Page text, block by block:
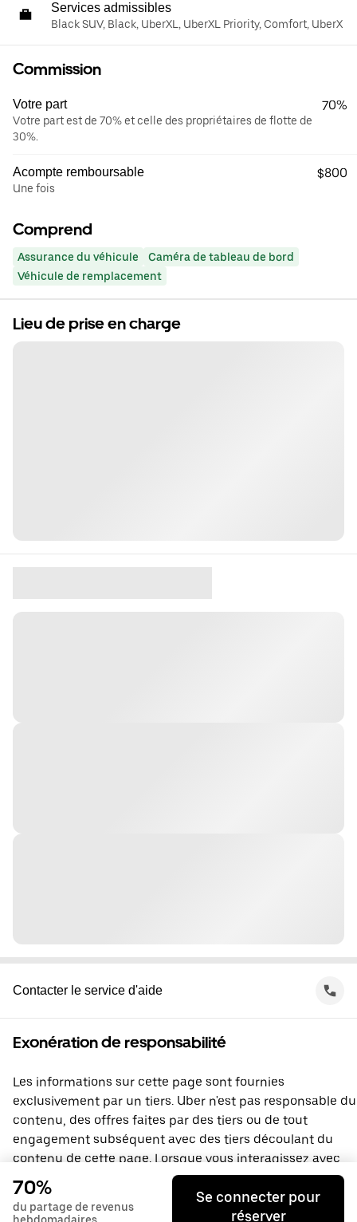
Services admissibles
Black SUV, Black, UberXL, UberXL Priority, Comfort, UberX
Commission
Votre part
Votre part est de 70% et celle des propriétaires de flotte de
30%.
70%
Acompte remboursable
Une fois
$800
Comprend
Assurance du véhicule
Caméra de tableau de bord
Véhicule de remplacement
Lieu de prise en charge
Contacter le service d'aide
Exonération de responsabilité
Les informations sur cette page sont fournies
exclusivement par un tiers. Uber n'est pas responsable du
contenu, des offres faites par des tiers ou de tout
engagement subséquent avec des tiers découlant du
contenu de cette page. Lorsque vous interagissez avec
un tiers, vous concluez une entente directement avec lui,
à laquelle Uber ne prend pas part. Si vous avez des
questions, veuillez contacter directement le tiers.
70%
du partage de revenus
Se connecter pour
réserver